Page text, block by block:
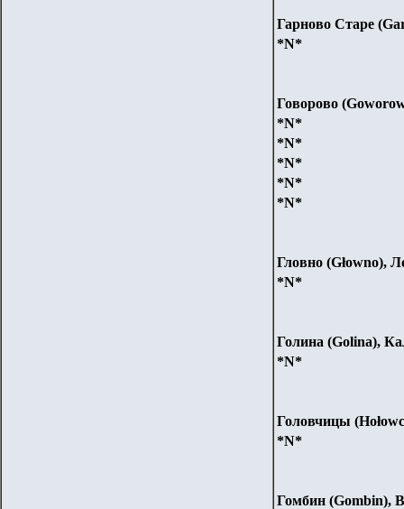
Гарново Старе
*N*
Говорово
*N*
*N*
*N*
*N*
*N*
Гловно (Głowno),
*N*
Голина (Golina),
*N*
Головчицы
*N*
Гомбин (Gombin),